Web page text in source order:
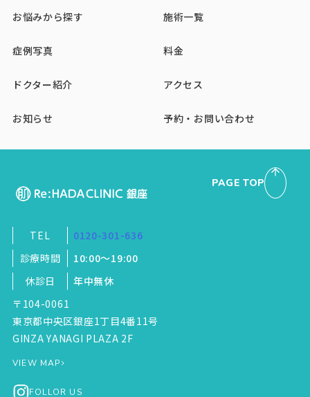
で血管が透けて見える「青クマ」の改善に
いて、ご自身に本当に必要な治療計画を立
美容内服
美白に有効な成分を内服薬として処方しま
とで相乗効果が生まれ、より早く、より高
お悩みから探す 施術一覧
症例写真 料金
ドクター紹介 アクセス
お知らせ 予約・お問い合わせ
TEL
0120-301-636
診療時間
10:00～19:00
休診日
年中無休
〒104-0061
東京都中央区銀座1丁目4番11号
GINZA YANAGI PLAZA 2F
VIEW MAP
FOLLOR US
PAGE TOP